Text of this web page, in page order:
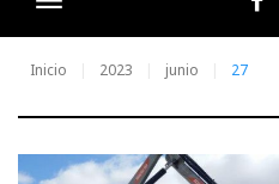
Inicio 2023 junio 27
Día: